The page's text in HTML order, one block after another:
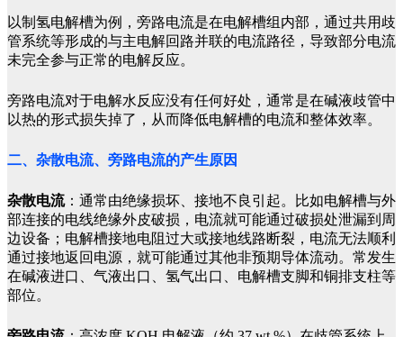
以制氢电解槽为例，旁路电流是在电解槽组内部，通过共用歧
管系统等形成的与主电解回路并联的电流路径，导致部分电流
未完全参与正常的电解反应。
旁路电流对于电解水反应没有任何好处，通常是在碱液歧管中
以热的形式损失掉了，从而降低电解槽的电流和整体效率。
二、杂散电流、旁路电流的产生原因
杂散电流：通常由绝缘损坏、接地不良引起。比如电解槽与外
部连接的电线绝缘外皮破损，电流就可能通过破损处泄漏到周
边设备；电解槽接地电阻过大或接地线路断裂，电流无法顺利
通过接地返回电源，就可能通过其他非预期导体流动。常发生
在碱液进口、气液出口、氢气出口、电解槽支脚和铜排支柱等
部位。